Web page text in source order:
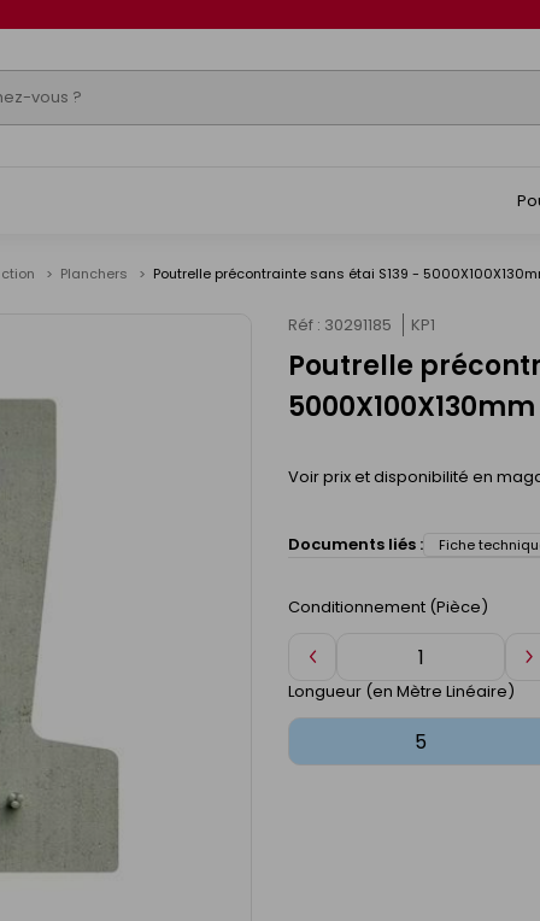
Planchers Poutrelle précontrainte sans étai S139 -
Réf : 30291185 KP1
Poutrelle
5000X100X130mm
Voir prix et disponibilité en
Documents liés : Fiche
Conditionnement (Pièce)
Diminuer
de
1
Longueur (en Mètre Linéaire)